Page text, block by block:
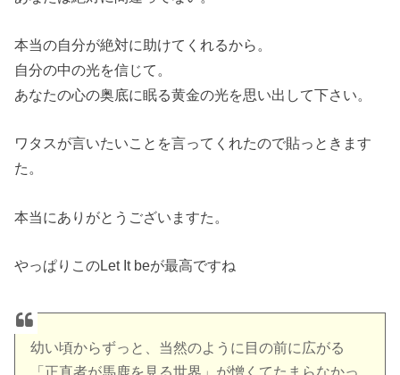
本当の自分が絶対に助けてくれるから。
自分の中の光を信じて。
あなたの心の奥底に眠る黄金の光を思い出して下さい。
ワタスが言いたいことを言ってくれたので貼っときます
た。
本当にありがとうございますた。
やっぱりこのLet It beが最高ですね
幼い頃からずっと、当然のように目の前に広がる